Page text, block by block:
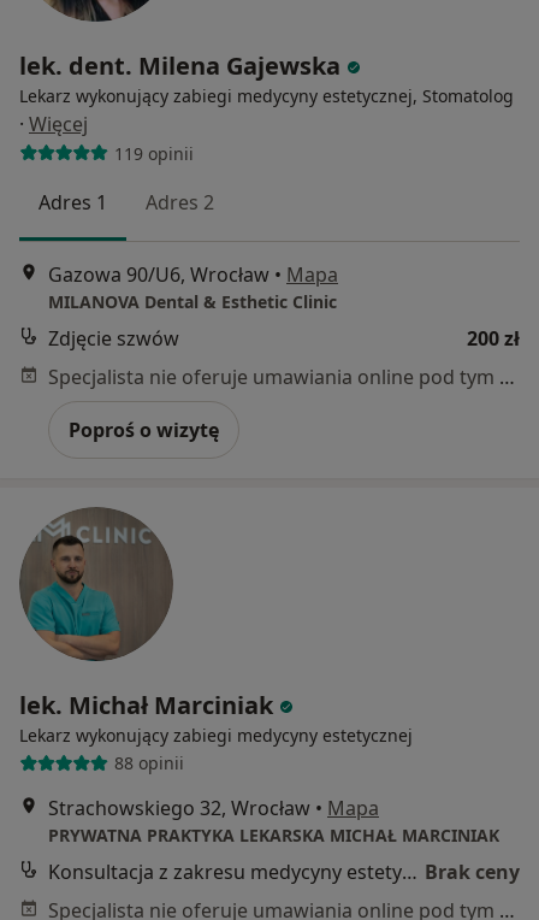
lek. dent. Milena Gajewska
Lekarz wykonujący zabiegi medycyny estetycznej, Stomatolog
· Więcej
119 opinii
Adres 1 Adres 2
Gazowa 90/U6, Wrocław • Mapa
MILANOVA Dental & Esthetic Clinic
Zdjęcie szwów
200 zł
Specjalista nie oferuje umawiania online pod tym adresem.
Poproś o wizytę
lek. Michał Marciniak
Lekarz wykonujący zabiegi medycyny estetycznej
88 opinii
Strachowskiego 32, Wrocław • Mapa
PRYWATNA PRAKTYKA LEKARSKA MICHAŁ MARCINIAK
Konsultacja z zakresu medycyny estetycznej Brak ceny
Specjalista nie oferuje umawiania online pod tym adresem.